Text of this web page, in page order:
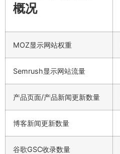
概况
MOZ显示网站权重
Semrush显示网站流量
产品页面/产品新闻更新数量
博客新闻更新数量
谷歌GSC收录数量